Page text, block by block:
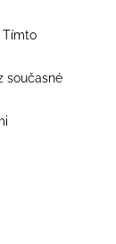
Tímto
současné